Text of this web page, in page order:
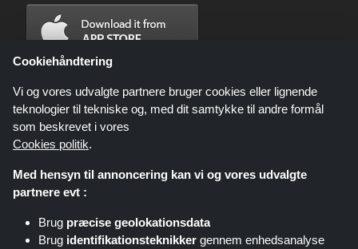
Shoppingspout.com/dk eller dets personale er ikke involveret, når du
foretager et køb via disse links, Shoppingspout.com/dk optjener kun
Cookiehåndtering
Vi og vores udvalgte partnere bruger cookies eller lignende
teknologier til tekniske og, med dit samtykke til andre formål
som beskrevet i vores
Cookies politik.
Med hensyn til annoncering kan vi og vores udvalgte
partnere evt :
Brug præcise geolokationsdata
Brug identifikationsteknikker gennem enhedsanalyse